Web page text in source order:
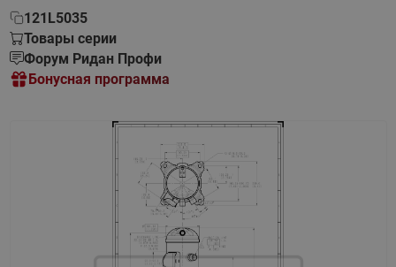
121L5035
Товары серии
Форум Ридан Профи
Бонусная программа